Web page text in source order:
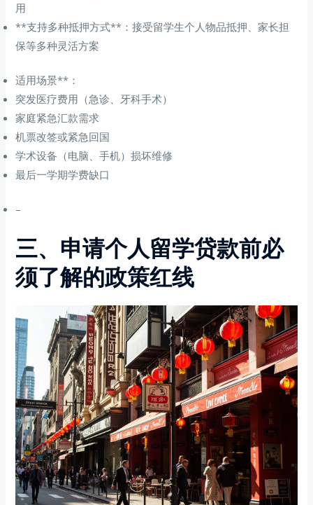
用
**支持多种抵押方式**：接受留学生个人物品抵押、家长担
保等多种灵活方案
适用场景**：
突发医疗费用（急诊、牙科手术）
家庭紧急汇款需求
机票改签或紧急回国
学术设备（电脑、手机）损坏维修
最后一学期学费缺口
–
三、申请个人留学贷款前必
须了解的政策红线